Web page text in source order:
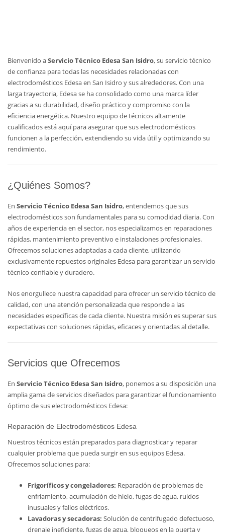
Bienvenido aServicio Técnico Edesa San Isidro, su servicio técnico
de confianza para todas las necesidades relacionadas con
electrodomésticos Edesa en San Isidro y sus alrededores. Con una
larga trayectoria, Edesa se ha consolidado como una marca líder
gracias a su durabilidad, diseño práctico y compromiso con la
eficiencia energética. Nuestro equipo de técnicos altamente
cualificados está aquí para asegurar que sus electrodomésticos
funcionen a la perfección, extendiendo su vida útil y optimizando su
rendimiento.
¿Quiénes Somos?
En Servicio Técnico Edesa San Isidro, entendemos que sus
electrodomésticos son fundamentales para su comodidad diaria. Con
años de experiencia en el sector, nos especializamos en reparaciones
rápidas, mantenimiento preventivo e instalaciones profesionales.
Ofrecemos soluciones adaptadas a cada cliente, utilizando
exclusivamente repuestos originales Edesa para garantizar un servicio
técnico confiable y duradero.
Nos enorgullece nuestra capacidad para ofrecer un servicio técnico de
calidad, con una atención personalizada que responde a las
necesidades específicas de cada cliente. Nuestra misión es superar sus
expectativas con soluciones rápidas, eficaces y orientadas al detalle.
Servicios que Ofrecemos
En Servicio Técnico Edesa San Isidro, ponemos a su disposición una
amplia gama de servicios diseñados para garantizar el funcionamiento
óptimo de sus electrodomésticos Edesa:
Reparación de Electrodomésticos Edesa
Nuestros técnicos están preparados para diagnosticar y reparar
cualquier problema que pueda surgir en sus equipos Edesa.
Ofrecemos soluciones para:
Frigoríficos y congeladores: Reparación de problemas de
enfriamiento, acumulación de hielo, fugas de agua, ruidos
inusuales y fallos eléctricos.
Lavadoras y secadoras: Solución de centrifugado defectuoso,
drenaje ineficiente, fugas de agua, bloqueos en la puerta y